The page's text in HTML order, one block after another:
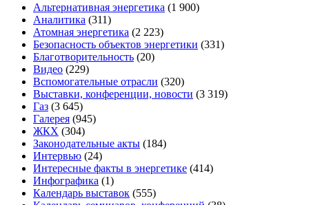
Альтернативная энергетика (1 900)
Аналитика (311)
Атомная энергетика (2 223)
Безопасность объектов энергетики (331)
Благотворительность (20)
Видео (229)
Вспомогательные отрасли (320)
Выставки, конференции, новости (3 319)
Газ (3 645)
Галерея (945)
ЖКХ (304)
Законодательные акты (184)
Интервью (24)
Интересные факты в энергетике (414)
Инфографика (1)
Календарь выставок (555)